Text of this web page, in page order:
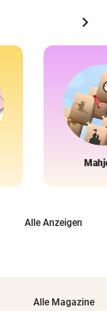
chevron_right
Alle Anzeigen
Alle Magazine